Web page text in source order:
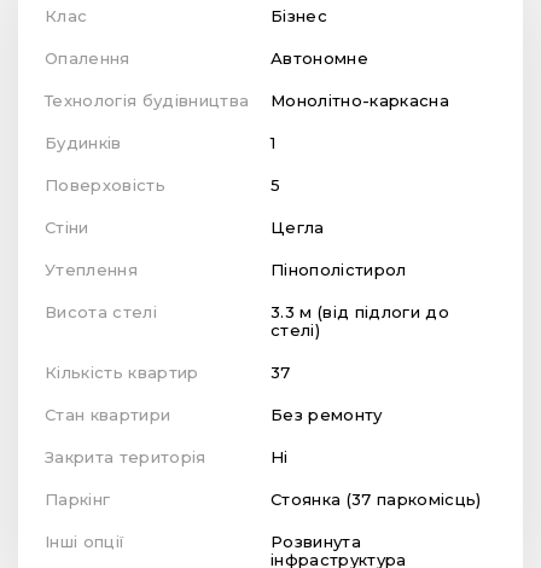
Клас Бізнес
Опалення Автономне
Технологія будівництва Монолітно-каркасна
Будинків 1
Поверховість 5
Стіни Цегла
Утеплення Пінополістирол
Висота стелі
3.3 м (від підлоги до
стелі)
Кількість квартир 37
Стан квартири Без ремонту
Закрита територія Ні
Паркінг Стоянка (37 паркомісць)
Інші опції
Розвинута
інфраструктура